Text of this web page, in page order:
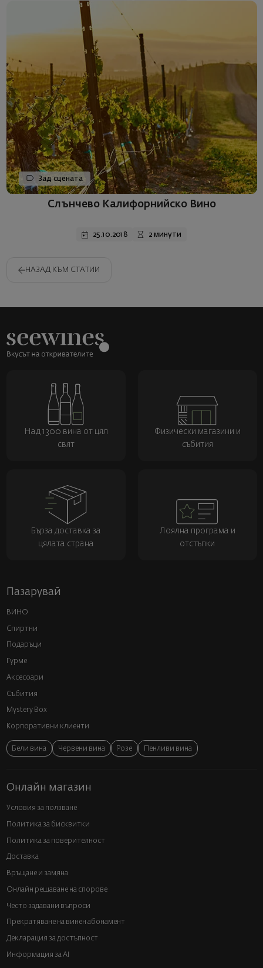
Зад сцената
Слънчево Калифорнийско Вино
25.10.2018 2 минути
НАЗАД КЪМ СТАТИИ
Над 1300 вина от цял
свят
Физически магазини и
събития
Бърза доставка за
цялата страна
Лоялна програма и
отстъпки
Пазарувай
ВИНО
Спиртни
Подаръци
Гурме
Аксесоари
Събития
Mystery Box
Корпоративни клиенти
Бели вина Червени вина Розе Пенливи вина
Онлайн магазин
Условия за ползване
Политика за бисквитки
Политика за поверителност
Доставка
Връщане и замяна
Онлайн решаване на спорове
Често задавани въпроси
Прекратяване на винен абонамент
Декларация за достъпност
Информация за AI